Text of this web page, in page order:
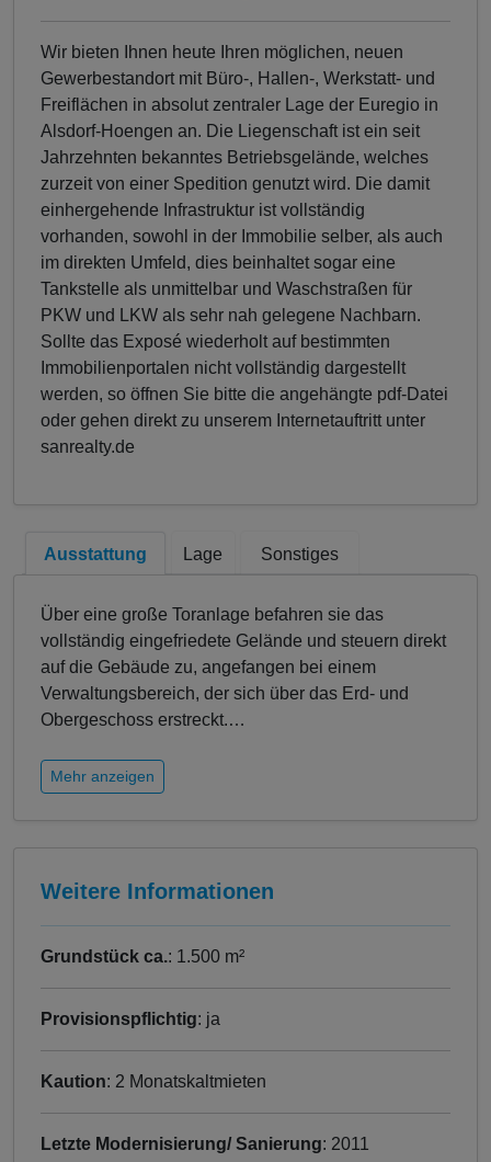
Wir bieten Ihnen heute Ihren möglichen, neuen
Gewerbestandort mit Büro-, Hallen-, Werkstatt- und
Freiflächen in absolut zentraler Lage der Euregio in
Alsdorf-Hoengen an. Die Liegenschaft ist ein seit
Jahrzehnten bekanntes Betriebsgelände, welches
zurzeit von einer Spedition genutzt wird. Die damit
einhergehende Infrastruktur ist vollständig
vorhanden, sowohl in der Immobilie selber, als auch
im direkten Umfeld, dies beinhaltet sogar eine
Tankstelle als unmittelbar und Waschstraßen für
PKW und LKW als sehr nah gelegene Nachbarn.
Sollte das Exposé wiederholt auf bestimmten
Immobilienportalen nicht vollständig dargestellt
werden, so öffnen Sie bitte die angehängte pdf-Datei
oder gehen direkt zu unserem Internetauftritt unter
sanrealty.de
Ausstattung Lage Sonstiges
Über eine große Toranlage befahren sie das
vollständig eingefriedete Gelände und steuern direkt
auf die Gebäude zu, angefangen bei einem
Verwaltungsbereich, der sich über das Erd- und
Obergeschoss erstreckt.…
Mehr anzeigen
Weitere Informationen
Grundstück ca.: 1.500 m²
Provisionspflichtig: ja
Kaution: 2 Monatskaltmieten
Letzte Modernisierung/ Sanierung: 2011